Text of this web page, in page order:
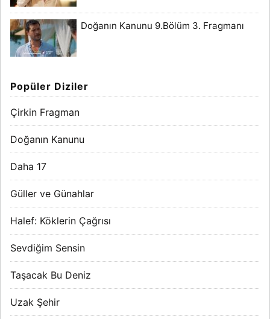
Doğanın Kanunu 9.Bölüm 3. Fragmanı
Popüler Diziler
Çirkin Fragman
Doğanın Kanunu
Daha 17
Güller ve Günahlar
Halef: Köklerin Çağrısı
Sevdiğim Sensin
Taşacak Bu Deniz
Uzak Şehir